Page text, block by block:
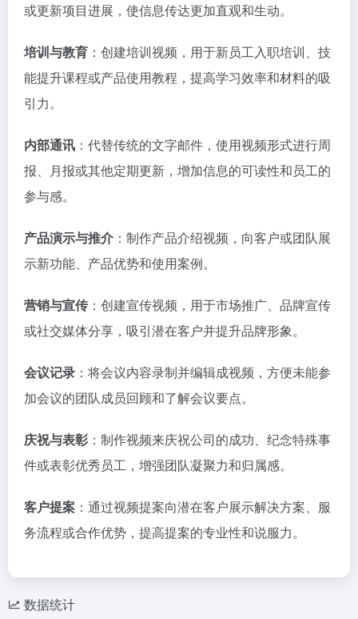
或更新项目进展，使信息传达更加直观和生动。
培训与教育 ：创建培训视频，用于新员工入职培训、技
能提升课程或产品使用教程，提高学习效率和材料的吸
引力。
内部通讯 ：代替传统的文字邮件，使用视频形式进行周
报、月报或其他定期更新，增加信息的可读性和员工的
参与感。
产品演示与推介 ：制作产品介绍视频，向客户或团队展
示新功能、产品优势和使用案例。
营销与宣传 ：创建宣传视频，用于市场推广、品牌宣传
或社交媒体分享，吸引潜在客户并提升品牌形象。
会议记录 ：将会议内容录制并编辑成视频，方便未能参
加会议的团队成员回顾和了解会议要点。
庆祝与表彰 ：制作视频来庆祝公司的成功、纪念特殊事
件或表彰优秀员工，增强团队凝聚力和归属感。
客户提案 ：通过视频提案向潜在客户展示解决方案、服
务流程或合作优势，提高提案的专业性和说服力。
数据统计